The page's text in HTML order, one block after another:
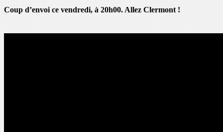
Coup d’envoi ce vendredi, à 20h00. Allez Clermont !